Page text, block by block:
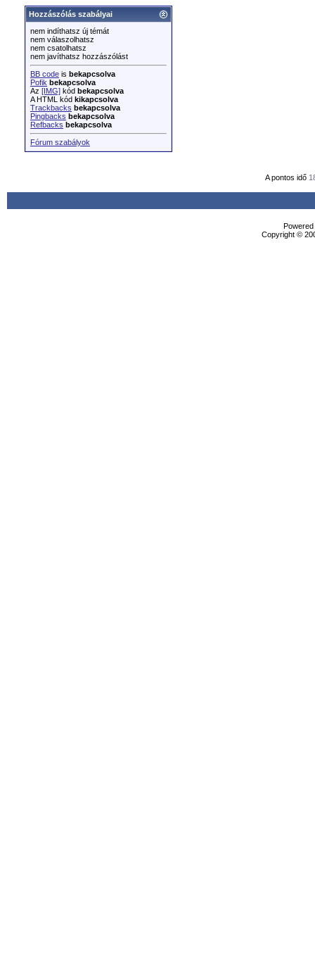
Hozzászólás szabályai
nem indíthatsz új témát
nem válaszolhatsz
nem csatolhatsz
nem javíthatsz hozzászólást
BB code is bekapcsolva
Pofik bekapcsolva
Az [IMG] kód bekapcsolva
A HTML kód kikapcsolva
Trackbacks bekapcsolva
Pingbacks bekapcsolva
Refbacks bekapcsolva
Fórum szabályok
A pontos idő
Copyright ©